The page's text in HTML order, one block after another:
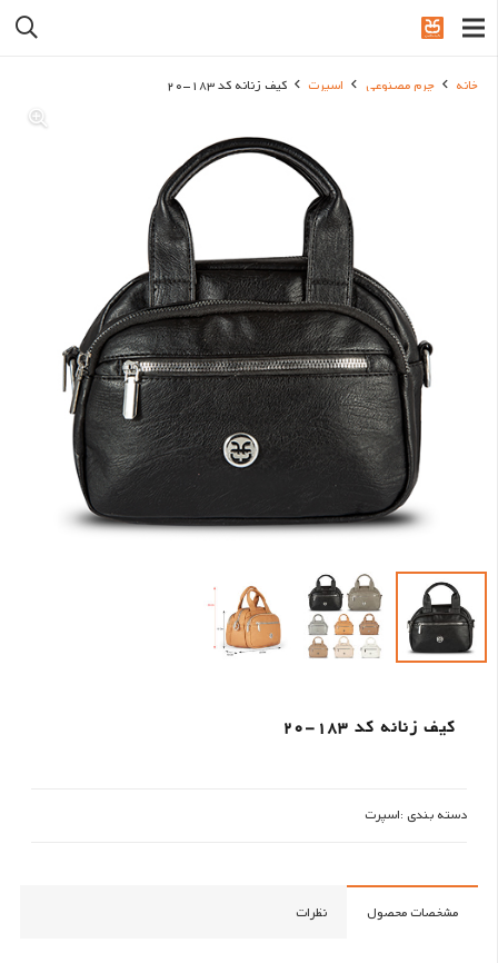
خانه چرم مصنوعی اسپرت کیف زنانه کد 183-20
کیف زنانه کد 183-20
دسته بندی :اسپرت
مشخصات محصول نظرات